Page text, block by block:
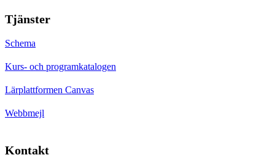
Tjänster
Schema
Kurs- och programkatalogen
Lärplattformen Canvas
Webbmejl
Kontakt